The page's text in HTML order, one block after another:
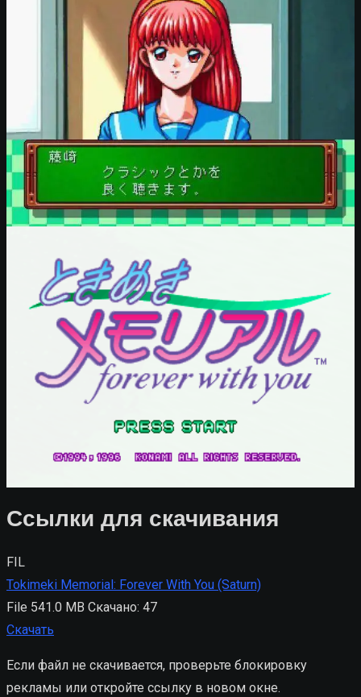
Ссылки для скачивания
FIL
Tokimeki Memorial: Forever With You (Saturn)
File 541.0 MB Скачано: 47
Скачать
Если файл не скачивается, проверьте блокировку
рекламы или откройте ссылку в новом окне.